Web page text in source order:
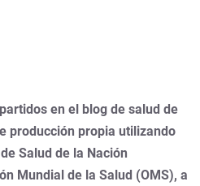
en el blog de salud de
producción propia utilizando
Salud de la Nación
Mundial de la Salud (OMS), a